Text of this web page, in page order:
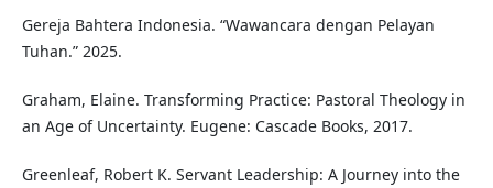
Gereja Bahtera Indonesia. “Wawancara dengan Pelayan
Tuhan.” 2025.
Graham, Elaine. Transforming Practice: Pastoral Theology in
an Age of Uncertainty. Eugene: Cascade Books, 2017.
Greenleaf, Robert K. Servant Leadership: A Journey into the